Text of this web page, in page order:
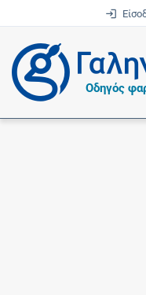
Οδηγός